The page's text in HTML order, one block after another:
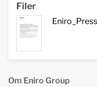
Filer
Om Eniro Group